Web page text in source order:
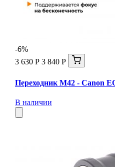
-6%
3 630 Р 3 840 Р
Переходник M42 - Canon
В наличии